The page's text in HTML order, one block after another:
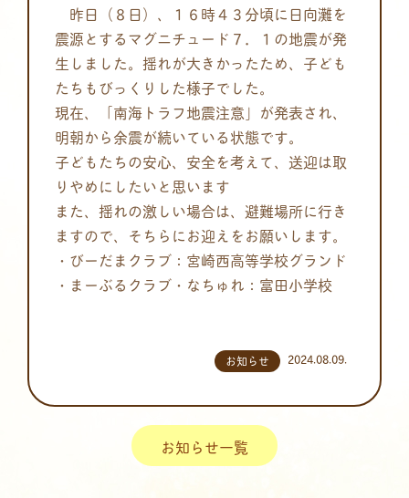
昨日（８日）、１６時４３分頃に日向灘を
震源とするマグニチュード７．１の地震が発
生しました。揺れが大きかったため、子ども
たちもびっくりした様子でした。
現在、「南海トラフ地震注意」が発表され、
明朝から余震が続いている状態です。
子どもたちの安心、安全を考えて、送迎は取
りやめにしたいと思います
また、揺れの激しい場合は、避難場所に行き
ますので、そちらにお迎えをお願いします。
・びーだまクラブ：宮崎西高等学校グランド
・まーぶるクラブ・なちゅれ：富田小学校
2024.08.09.
お知らせ
お知らせ一覧